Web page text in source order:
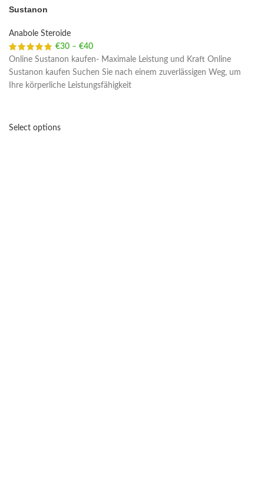
Sustanon
Anabole Steroide
€30 – €40
Online Sustanon kaufen- Maximale Leistung und Kraft Online
Sustanon kaufen Suchen Sie nach einem zuverlässigen Weg, um
Ihre körperliche Leistungsfähigkeit
Select options